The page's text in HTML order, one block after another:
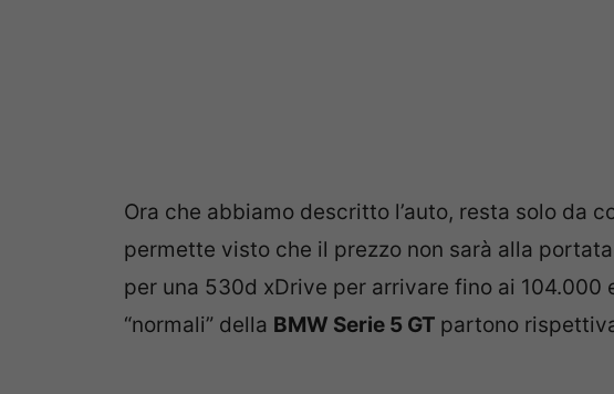
Ora che abbiamo descritto l’auto, resta solo da
permette visto che il prezzo non sarà alla
per una 530d xDrive per arrivare fino ai 104.000
“normali” della BMW Serie 5 GT partono